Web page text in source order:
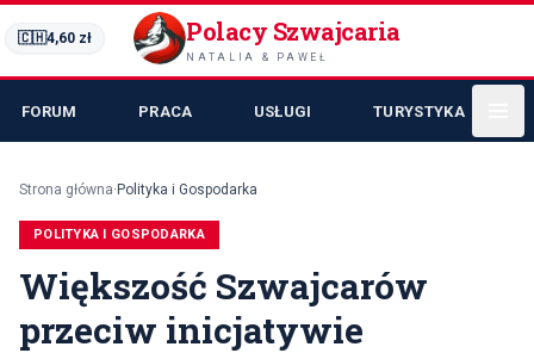
🇨🇭4,60 zł Polacy Szwajcaria
NATALIA & PAWEŁ
FORUM PRACA USŁUGI TURYSTYKA
Strona główna· Polityka i Gospodarka
POLITYKA I GOSPODARKA
Większość Szwajcarów
przeciw inicjatywie